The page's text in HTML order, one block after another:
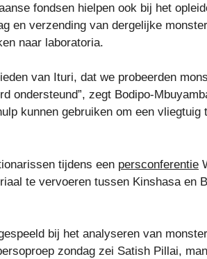
fondsen hielpen ook bij het
en verzending van dergelijke
naar laboratoria.
van Ituri, dat we probeerden
ondersteund”, zegt Bodipo-
kunnen gebruiken om een ​​vliegtuig
tijdens een persconferentie
te vervoeren tussen Kinshasa en
bij het analyseren van
zondag zei Satish Pillai,